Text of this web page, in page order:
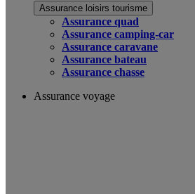
Assurance loisirs tourisme
Assurance quad
Assurance camping-car
Assurance caravane
Assurance bateau
Assurance chasse
Assurance voyage